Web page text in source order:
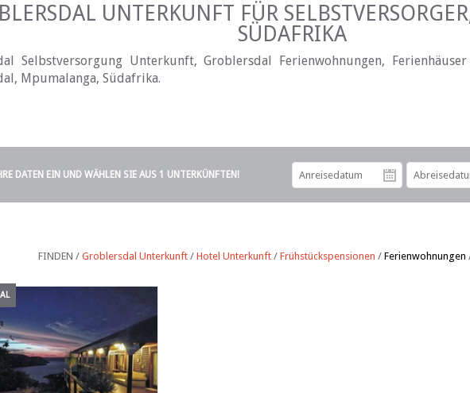
UNTERKUNFT FÜR
SÜDAFRIKA
Selbstversorgung Unterkunft, Groblersdal Ferienwohnungen,
Mpumalanga, Südafrika.
DATEN EIN UND WÄHLEN SIE AUS 1 UNTERKÜNFTEN!
FINDEN / Groblersdal Unterkunft/ Hotel Unterkunft/ Frühstückspensionen / Ferienwohnungen